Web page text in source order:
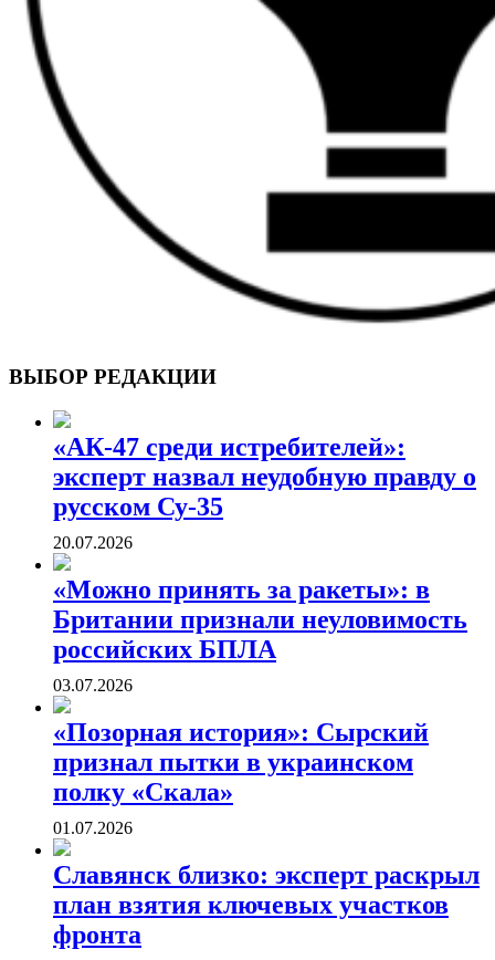
ВОЕННЫЕ СТРАНИЦЫ
СТАТЬИ ВОЕННОЙ ТЕМАТИКИ
ВЫБОР РЕДАКЦИИ
«АК-47 среди истребителей»:
эксперт назвал неудобную правду о
русском Су-35
20.07.2026
«Можно принять за ракеты»: в
Британии признали неуловимость
российских БПЛА
03.07.2026
«Позорная история»: Сырский
признал пытки в украинском
полку «Скала»
01.07.2026
Славянск близко: эксперт раскрыл
план взятия ключевых участков
фронта